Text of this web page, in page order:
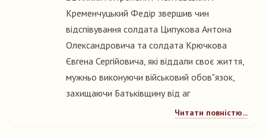
Кременчуцький Федір звершив чин
відспівування солдата Ципукова Антона
Олександровича та солдата Крючкова
Євгена Сергійовича, які віддали своє життя,
мужньо виконуючи військовий обов"язок,
захищаючи Батьківщину від аг
Читати повністю...